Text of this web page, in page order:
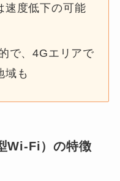
速度低下の可能
で、4Gエリアで
域も
Wi-Fi）の特徴